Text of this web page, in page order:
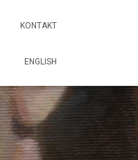
KONTAKT
ENGLISH